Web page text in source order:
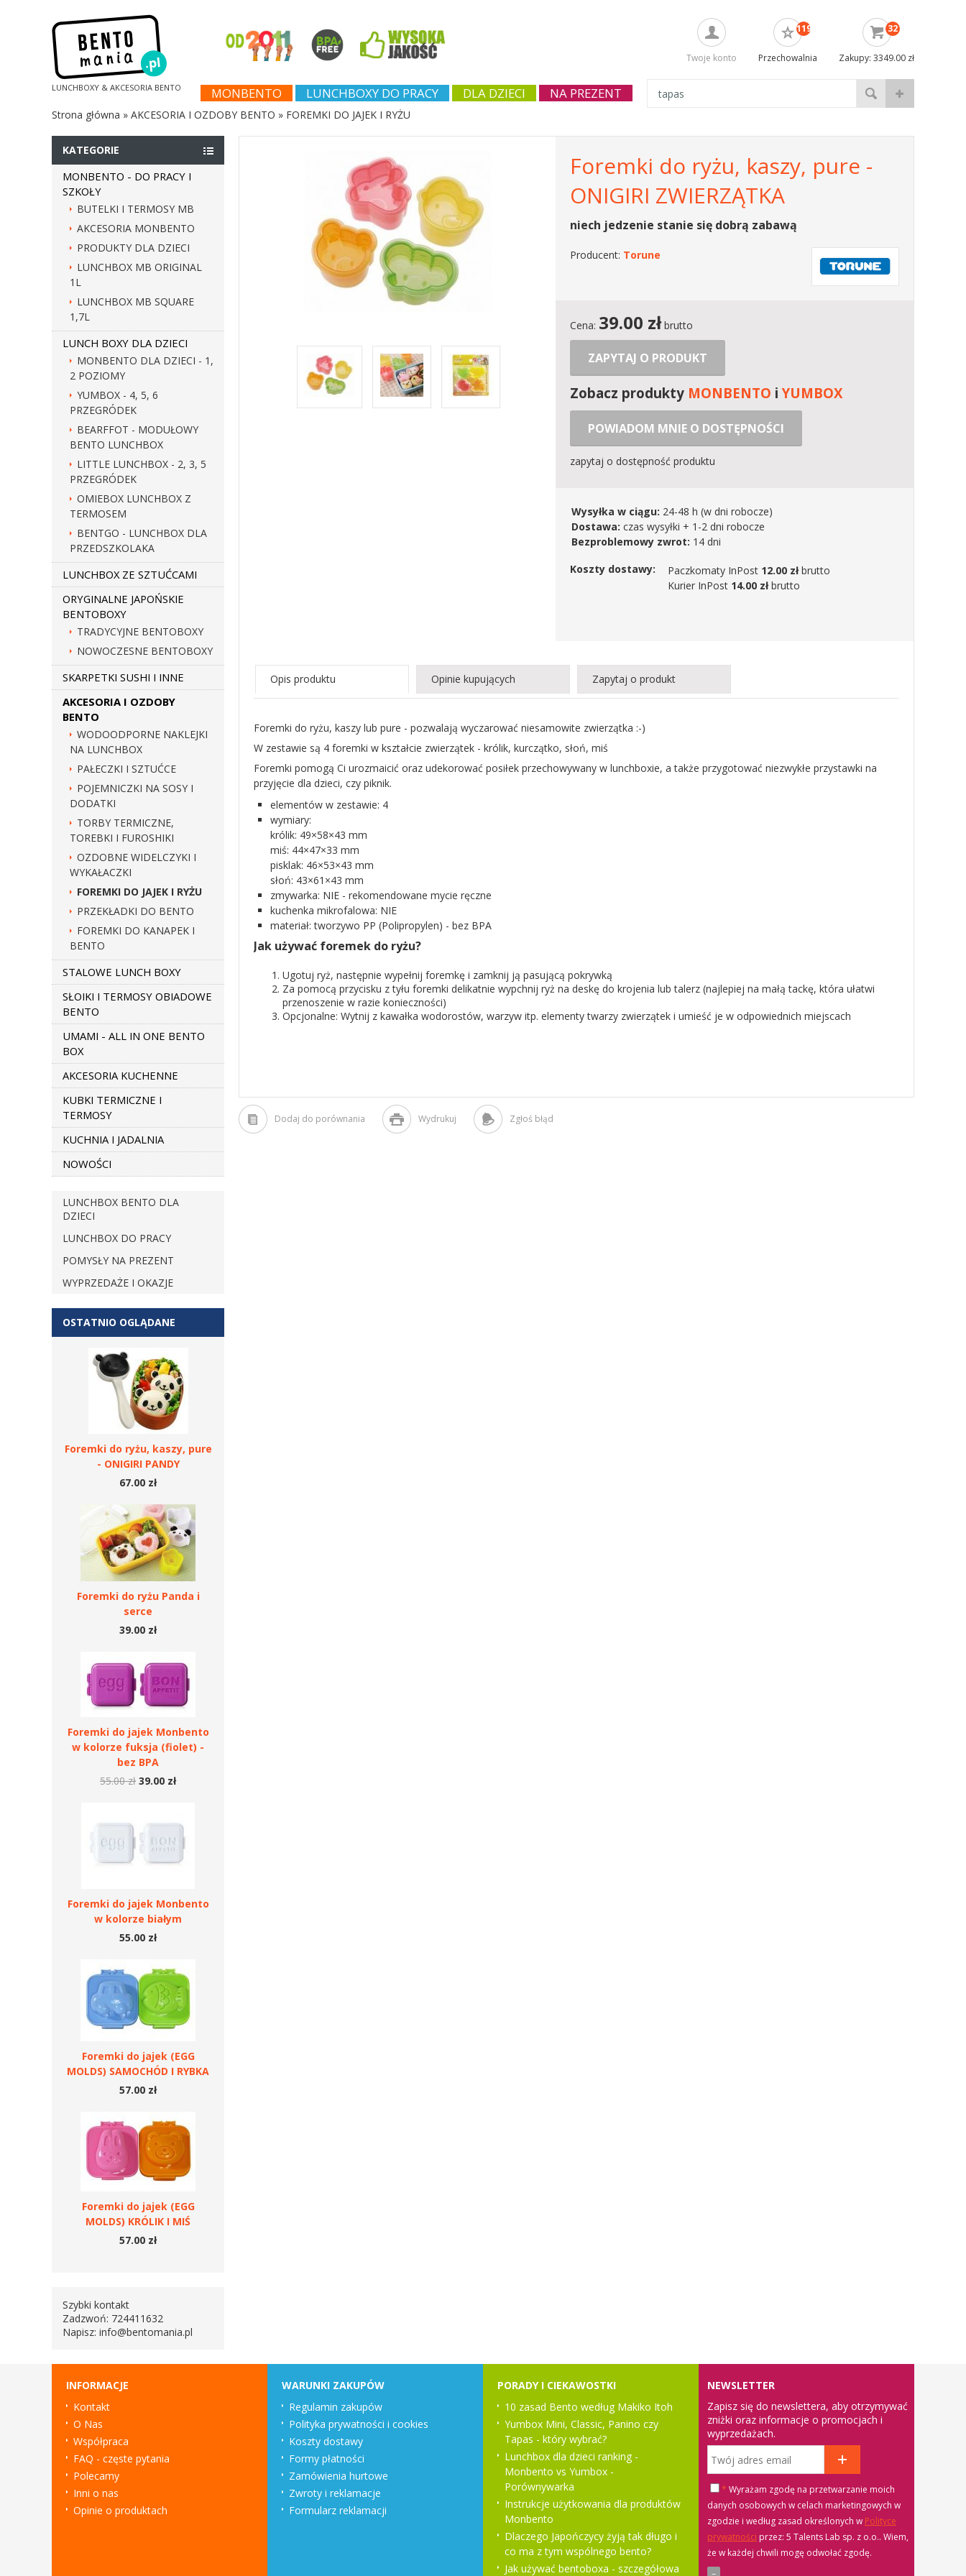
LUNCHBOXY & AKCESORIA BENTO
Twoje konto
119
Przechowalnia
32
Zakupy: 3349.00 zł
MONBENTO LUNCHBOXY DO PRACY DLA DZIECI NA PREZENT
Strona główna » AKCESORIA I OZDOBY BENTO » FOREMKI DO JAJEK I RYŻU
KATEGORIE
MONBENTO - DO PRACY I
SZKOŁY
BUTELKI I TERMOSY MB
AKCESORIA MONBENTO
PRODUKTY DLA DZIECI
LUNCHBOX MB ORIGINAL
1L
LUNCHBOX MB SQUARE
1,7L
LUNCH BOXY DLA DZIECI
MONBENTO DLA DZIECI - 1,
2 POZIOMY
YUMBOX - 4, 5, 6
PRZEGRÓDEK
BEARFFOT - MODUŁOWY
BENTO LUNCHBOX
LITTLE LUNCHBOX - 2, 3, 5
PRZEGRÓDEK
OMIEBOX LUNCHBOX Z
TERMOSEM
BENTGO - LUNCHBOX DLA
PRZEDSZKOLAKA
LUNCHBOX ZE SZTUĆCAMI
ORYGINALNE JAPOŃSKIE
BENTOBOXY
TRADYCYJNE BENTOBOXY
NOWOCZESNE BENTOBOXY
SKARPETKI SUSHI I INNE
AKCESORIA I OZDOBY
BENTO
WODOODPORNE NAKLEJKI
NA LUNCHBOX
PAŁECZKI I SZTUĆCE
POJEMNICZKI NA SOSY I
DODATKI
TORBY TERMICZNE,
TOREBKI I FUROSHIKI
OZDOBNE WIDELCZYKI I
WYKAŁACZKI
FOREMKI DO JAJEK I RYŻU
PRZEKŁADKI DO BENTO
FOREMKI DO KANAPEK I
BENTO
STALOWE LUNCH BOXY
SŁOIKI I TERMOSY OBIADOWE
BENTO
UMAMI - ALL IN ONE BENTO
BOX
AKCESORIA KUCHENNE
KUBKI TERMICZNE I
TERMOSY
KUCHNIA I JADALNIA
NOWOŚCI
LUNCHBOX BENTO DLA
DZIECI
LUNCHBOX DO PRACY
POMYSŁY NA PREZENT
WYPRZEDAŻE I OKAZJE
Foremki do ryżu, kaszy, pure -
ONIGIRI ZWIERZĄTKA
niech jedzenie stanie się dobrą zabawą
Producent: Torune
Cena: 39.00 złbrutto
ZAPYTAJ O PRODUKT
Zobacz produkty MONBENTO iYUMBOX
POWIADOM MNIE O DOSTĘPNOŚCI
zapytaj o dostępność produktu
Wysyłka w ciągu: 24-48 h (w dni robocze)
Dostawa: czas wysyłki + 1-2 dni robocze
Bezproblemowy zwrot: 14 dni
Koszty dostawy:
Paczkomaty InPost 12.00 złbrutto
Kurier InPost 14.00 złbrutto
Opis produktu Opinie kupujących Zapytaj o produkt
Foremki do ryżu, kaszy lub pure - pozwalają wyczarować niesamowite zwierzątka :-)
W zestawie są 4 foremki w kształcie zwierzątek - królik, kurczątko, słoń, miś
Foremki pomogą Ci urozmaicić oraz udekorować posiłek przechowywany w lunchboxie, a także przygotować niezwykłe przystawki na
przyjęcie dla dzieci, czy piknik.
elementów w zestawie: 4
wymiary:
królik: 49×58×43 mm
miś: 44×47×33 mm
pisklak: 46×53×43 mm
słoń: 43×61×43 mm
zmywarka: NIE - rekomendowane mycie ręczne
kuchenka mikrofalowa: NIE
materiał: tworzywo PP (Polipropylen) - bez BPA
Jak używać foremek do ryżu?
Ugotuj ryż, następnie wypełnij foremkę i zamknij ją pasującą pokrywką
Za pomocą przycisku z tyłu foremki delikatnie wypchnij ryż na deskę do krojenia lub talerz (najlepiej na małą tackę, która ułatwi
przenoszenie w razie konieczności)
Opcjonalne: Wytnij z kawałka wodorostów, warzyw itp. elementy twarzy zwierzątek i umieść je w odpowiednich miejscach
Dodaj do porównania Wydrukuj Zgłoś błąd
OSTATNIO OGLĄDANE
Foremki do ryżu, kaszy, pure
- ONIGIRI PANDY
67.00 zł
Foremki do ryżu Panda i
serce
39.00 zł
Foremki do jajek Monbento
w kolorze fuksja (fiolet) -
bez BPA
55.00 zł 39.00 zł
Foremki do jajek Monbento
w kolorze białym
55.00 zł
Foremki do jajek (EGG
MOLDS) SAMOCHÓD I RYBKA
57.00 zł
Foremki do jajek (EGG
MOLDS) KRÓLIK I MIŚ
57.00 zł
Szybki kontakt
Zadzwoń: 724411632
Napisz: info@bentomania.pl
INFORMACJE
Kontakt
O Nas
Współpraca
FAQ - częste pytania
Polecamy
Inni o nas
Opinie o produktach
WARUNKI ZAKUPÓW
Regulamin zakupów
Polityka prywatności i cookies
Koszty dostawy
Formy płatności
Zamówienia hurtowe
Zwroty i reklamacje
Formularz reklamacji
PORADY I CIEKAWOSTKI
10 zasad Bento według Makiko Itoh
Yumbox Mini, Classic, Panino czy
Tapas - który wybrać?
Lunchbox dla dzieci ranking -
Monbento vs Yumbox -
Porównywarka
Instrukcje użytkowania dla produktów
Monbento
Dlaczego Japończycy żyją tak długo i
co ma z tym wspólnego bento?
Jak używać bentoboxa - szczegółowa
NEWSLETTER
Zapisz się do newslettera, aby otrzymywać
zniżki oraz informacje o promocjach i
wyprzedażach.
* Wyrażam zgodę na przetwarzanie moich
danych osobowych w celach marketingowych w
zgodzie i według zasad określonych w Polityce
prywatności
przez: 5 Talents Lab sp. z o.o.. Wiem,
że w każdej chwili mogę odwołać zgodę.